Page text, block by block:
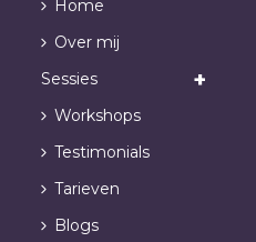
Home
Over mij
Sessies
Workshops
Testimonials
Tarieven
Blogs